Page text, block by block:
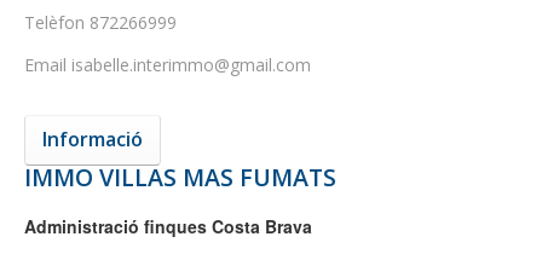
Telèfon 872266999
Email isabelle.interimmo@gmail.com
Informació
IMMO VILLAS MAS FUMATS
Administració finques Costa Brava